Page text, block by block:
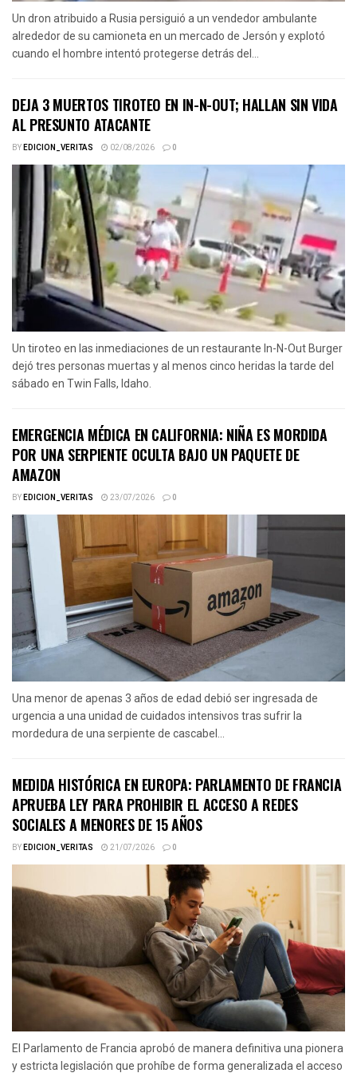
Un dron atribuido a Rusia persiguió a un vendedor ambulante
alrededor de su camioneta en un mercado de Jersón y explotó
cuando el hombre intentó protegerse detrás del...
DEJA 3 MUERTOS TIROTEO EN IN-N-OUT; HALLAN SIN VIDA
AL PRESUNTO ATACANTE
BYEDICION_VERITAS 02/08/2026 0
Un tiroteo en las inmediaciones de un restaurante In-N-Out Burger
dejó tres personas muertas y al menos cinco heridas la tarde del
sábado en Twin Falls, Idaho.
EMERGENCIA MÉDICA EN CALIFORNIA: NIÑA ES MORDIDA
POR UNA SERPIENTE OCULTA BAJO UN PAQUETE DE
AMAZON
BYEDICION_VERITAS 23/07/2026 0
Una menor de apenas 3 años de edad debió ser ingresada de
urgencia a una unidad de cuidados intensivos tras sufrir la
mordedura de una serpiente de cascabel...
MEDIDA HISTÓRICA EN EUROPA: PARLAMENTO DE FRANCIA
APRUEBA LEY PARA PROHIBIR EL ACCESO A REDES
SOCIALES A MENORES DE 15 AÑOS
BYEDICION_VERITAS 21/07/2026 0
El Parlamento de Francia aprobó de manera definitiva una pionera
y estricta legislación que prohíbe de forma generalizada el acceso